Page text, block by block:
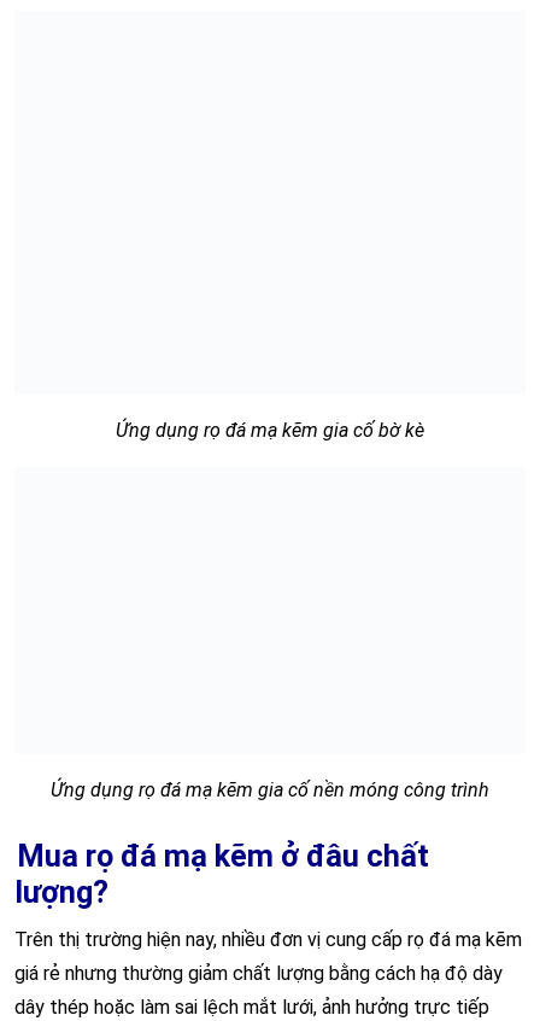
Ứng dụng rọ đá mạ kẽm gia cố bờ kè
Ứng dụng rọ đá mạ kẽm gia cố nền móng công trình
Mua rọ đá mạ kẽm ở đâu chất
lượng?
Trên thị trường hiện nay, nhiều đơn vị cung cấp rọ đá mạ kẽm
giá rẻ nhưng thường giảm chất lượng bằng cách hạ độ dày
dây thép hoặc làm sai lệch mắt lưới, ảnh hưởng trực tiếp